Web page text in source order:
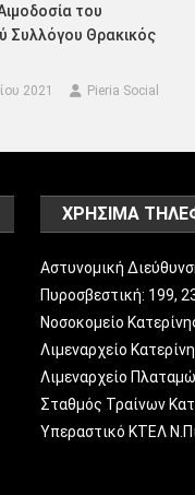
του
Συλλόγου Θρακικός
2021 Pieria Social
ΧΡΗΣΙΜΑ
Αστυνομική
Πυροσβεστική: 199,
Νοσοκομείο
Λιμεναρχείο
Λιμεναρχείο
Σταθμός Τραίνων
Υπεραστικό ΚΤΕΛ